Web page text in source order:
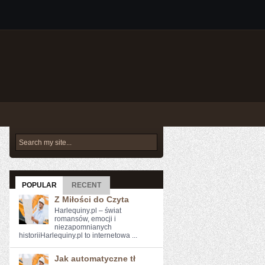
POPULAR RECENT
Z Miłości do Czyta
Harlequiny.pl – świat
romansów, emocji i
niezapomnianych
historiiHarlequiny.pl to internetowa ...
Jak automatyczne tł